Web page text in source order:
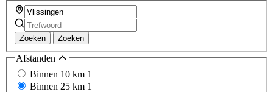
Zoeken Zoeken
Afstanden
Binnen 10 km 1
Binnen 25 km 1